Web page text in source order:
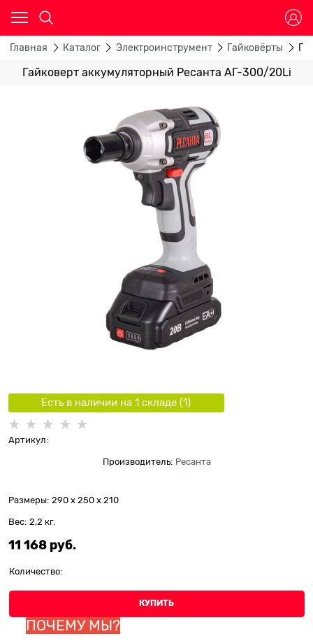
Главная Каталог Электроинструмент Гайковёрты
Гайковерт аккумуляторный Ресанта АГ-300/20Li
Есть в наличии на 1 складe (1)
Артикул:
Производитель: Ресанта
Размеры: 290 x 250 x 210
Вес: 2,2 кг.
11 168 руб.
Количество:
КУПИТЬ
ПОЧЕМУ МЫ?